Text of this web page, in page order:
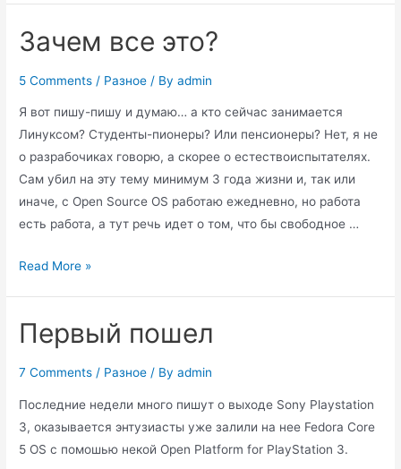
Зачем все это?
5 Comments / Разное / Byadmin
Я вот пишу-пишу и думаю… а кто сейчас занимается
Линуксом? Студенты-пионеры? Или пенсионеры? Нет, я не
о разрабочиках говорю, а скорее о естествоиспытателях.
Сам убил на эту тему минимум 3 года жизни и, так или
иначе, с Open Source OS работаю ежедневно, но работа
есть работа, а тут речь идет о том, что бы свободное …
Зачем
Read More »
Первый пошел
7 Comments / Разное / Byadmin
Последние недели много пишут о выходе Sony Playstation
3, оказывается энтузиасты уже залили на нее Fedora Core
5 OS с помошью некой Open Platform for PlayStation 3.